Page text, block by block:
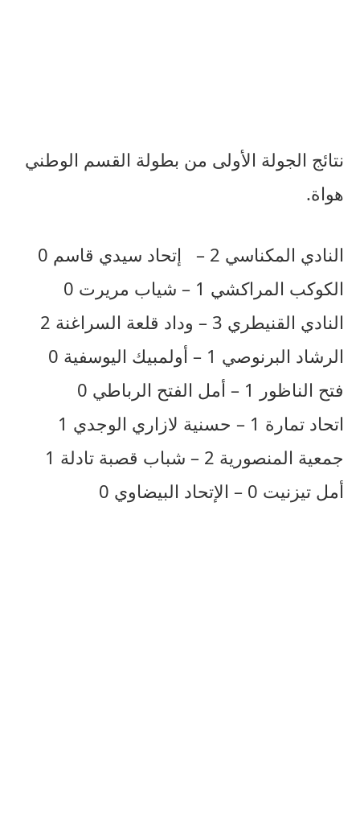
نتائج الجولة الأولى من بطولة القسم الوطني
هواة.
النادي المكناسي 2 – إتحاد سيدي قاسم 0
الكوكب المراكشي 1 – شياب مريرت 0
النادي القنيطري 3 – وداد قلعة السراغنة 2
الرشاد البرنوصي 1 – أولمبيك اليوسفية 0
فتح الناظور 1 – أمل الفتح الرباطي 0
اتحاد تمارة 1 – حسنية لازاري الوجدي 1
جمعية المنصورية 2 – شباب قصبة تادلة 1
أمل تيزنيت 0 – الإتحاد البيضاوي 0